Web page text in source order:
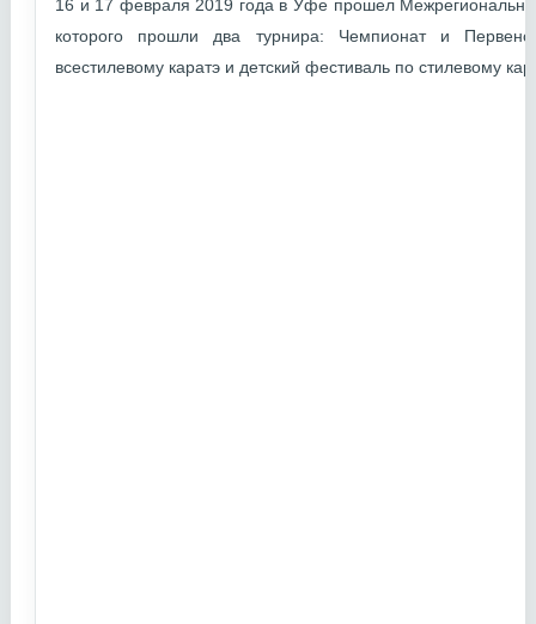
16 и 17 февраля 2019 года в Уфе прошел
которого прошли два турнира: Чемпионат и
всестилевому каратэ и детский фестиваль по стилевому